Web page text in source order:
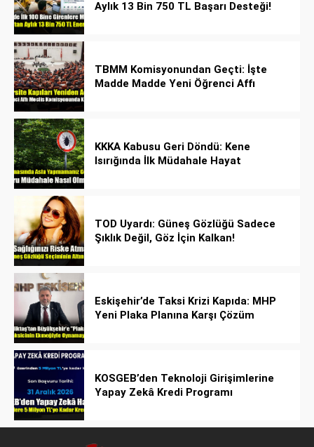
Aylık 13 Bin 750 TL Başarı Desteği!
TBMM Komisyonundan Geçti: İşte
Madde Madde Yeni Öğrenci Affı
KKKA Kabusu Geri Döndü: Kene
Isırığında İlk Müdahale Hayat
TOD Uyardı: Güneş Gözlüğü Sadece
Şıklık Değil, Göz İçin Kalkan!
Eskişehir’de Taksi Krizi Kapıda: MHP
Yeni Plaka Planına Karşı Çözüm
KOSGEB’den Teknoloji Girişimlerine
Yapay Zekâ Kredi Programı